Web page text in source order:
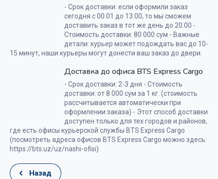
- Срок доставки: если оформили заказ
сегодня с 00.01 до 13.00, то мы сможем
доставить заказ в тот же день до 20.00 -
Стоимость доставки: 80 000 сум - Важные
детали: курьер может подождать вас до 10-
15 минут, наши курьеры могут донести ваш заказ до двери.
Доставка до офиса BTS Express Cargo
- Срок доставки: 2-3 дня - Стоимость
доставки: от 8 000 сум за 1 кг. (стоимость
рассчитывается автоматически при
оформлении заказа) - Этот способ доставки
доступен только для тех городов и районов,
где есть офисы курьерской службы BTS Express Cargo
(посмотреть адреса офисов BTS Express Cargo можно здесь:
https://bts.uz/uz/nashi-ofisi)
Назад